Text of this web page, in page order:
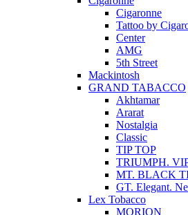
Cigaronne
Tattoo by
Center
AMG
5th Street
Mackintosh
GRAND TABACCO
Akhtamar
Ararat
Nostalgia
Classic
TIP TOP
TRIUMPH.
MT. BLACK
GT. Elegant.
Lex Tobacco
MORION